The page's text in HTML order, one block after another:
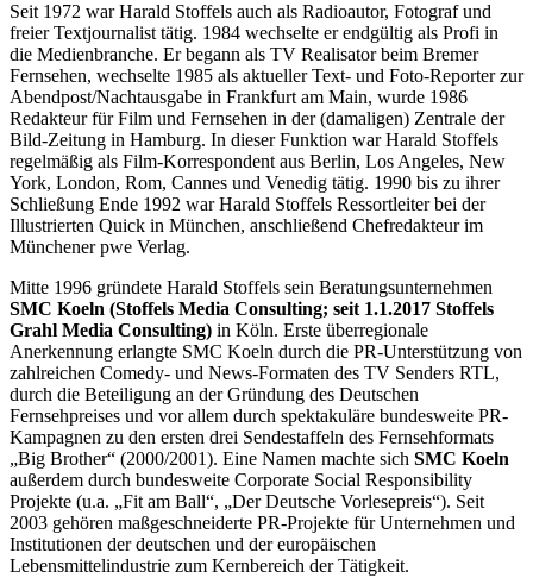
Seit 1972 war Harald Stoffels auch als Radioautor, Fotograf und
freier Textjournalist tätig. 1984 wechselte er endgültig als Profi in
die Medienbranche. Er begann als TV Realisator beim Bremer
Fernsehen, wechselte 1985 als aktueller Text- und Foto-Reporter zur
Abendpost/Nachtausgabe in Frankfurt am Main, wurde 1986
Redakteur für Film und Fernsehen in der (damaligen) Zentrale der
Bild-Zeitung in Hamburg. In dieser Funktion war Harald Stoffels
regelmäßig als Film-Korrespondent aus Berlin, Los Angeles, New
York, London, Rom, Cannes und Venedig tätig. 1990 bis zu ihrer
Schließung Ende 1992 war Harald Stoffels Ressortleiter bei der
Illustrierten Quick in München, anschließend Chefredakteur im
Münchener pwe Verlag.
Mitte 1996 gründete Harald Stoffels sein Beratungsunternehmen
SMC Koeln (Stoffels Media Consulting; seit 1.1.2017 Stoffels
Grahl Media Consulting) in Köln. Erste überregionale
Anerkennung erlangte SMC Koeln durch die PR-Unterstützung von
zahlreichen Comedy- und News-Formaten des TV Senders RTL,
durch die Beteiligung an der Gründung des Deutschen
Fernsehpreises und vor allem durch spektakuläre bundesweite PR-
Kampagnen zu den ersten drei Sendestaffeln des Fernsehformats
„Big Brother“ (2000/2001). Eine Namen machte sich SMC Koeln
außerdem durch bundesweite Corporate Social Responsibility
Projekte (u.a. „Fit am Ball“, „Der Deutsche Vorlesepreis“). Seit
2003 gehören maßgeschneiderte PR-Projekte für Unternehmen und
Institutionen der deutschen und der europäischen
Lebensmittelindustrie zum Kernbereich der Tätigkeit.